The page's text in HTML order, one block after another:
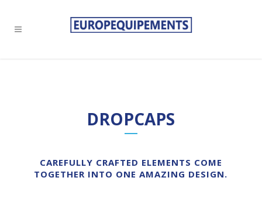
DROPCAPS
CAREFULLY CRAFTED ELEMENTS COME
TOGETHER INTO ONE AMAZING DESIGN.